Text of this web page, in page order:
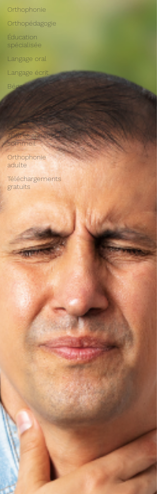
Orthophonie
Orthopédagogie
Éducation
spécialisée
Langage oral
Langage écrit
Bégaiement
Fonctions
exécutives
Mathématiques
TOM et apnée du
sommeil
Orthophonie
adulte
Téléchargements
gratuits